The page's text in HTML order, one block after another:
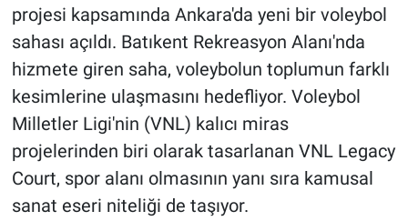
projesi kapsamında Ankara'da yeni bir voleybol
sahası açıldı. Batıkent Rekreasyon Alanı'nda
hizmete giren saha, voleybolun toplumun farklı
kesimlerine ulaşmasını hedefliyor. Voleybol
Milletler Ligi'nin (VNL) kalıcı miras
projelerinden biri olarak tasarlanan VNL Legacy
Court, spor alanı olmasının yanı sıra kamusal
sanat eseri niteliği de taşıyor.